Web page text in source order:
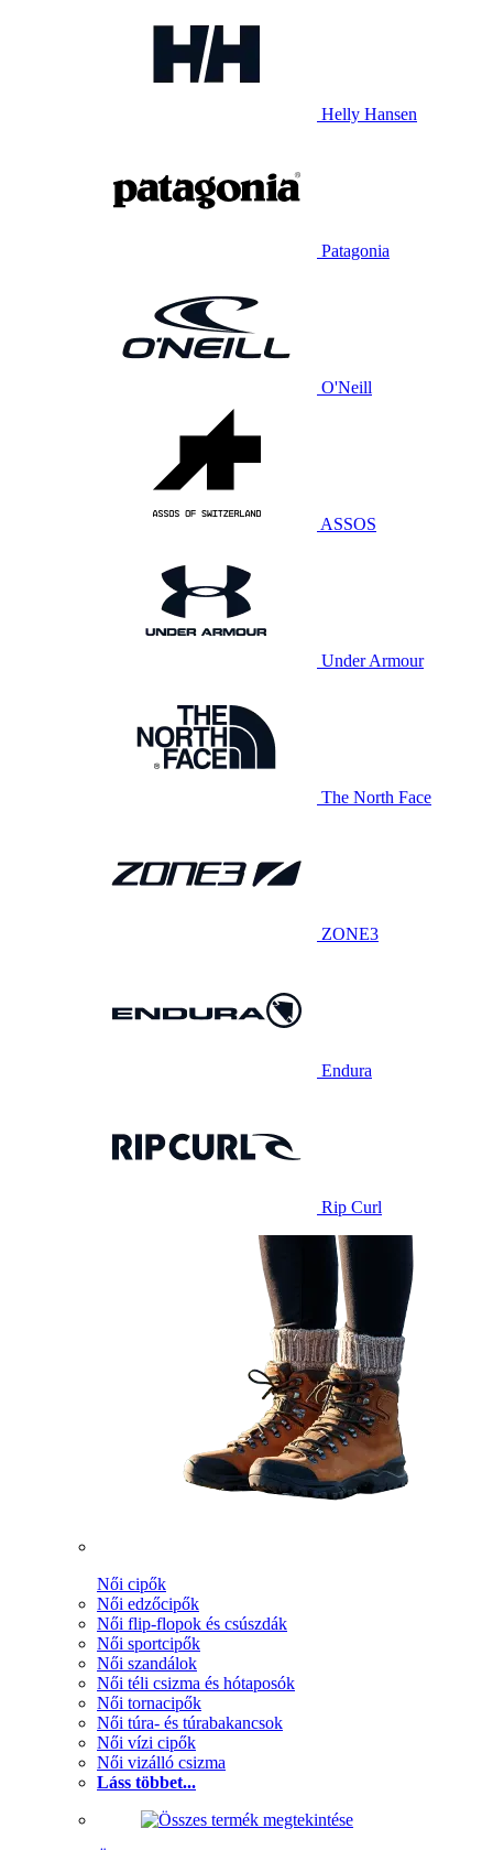
Helly Hansen
Patagonia
O'Neill
ASSOS
Under Armour
The North Face
ZONE3
Endura
Rip Curl
Női cipők
Női edzőcipők
Női flip-flopok és csúszdák
Női sportcipők
Női szandálok
Női téli csizma és hótaposók
Női tornacipők
Női túra- és túrabakancsok
Női vízi cipők
Női vizálló csizma
Láss többet...